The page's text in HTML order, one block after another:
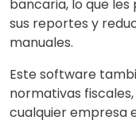
bancaria, lo que
sus reportes y
manuales.
Este software
normativas
cualquier empresa